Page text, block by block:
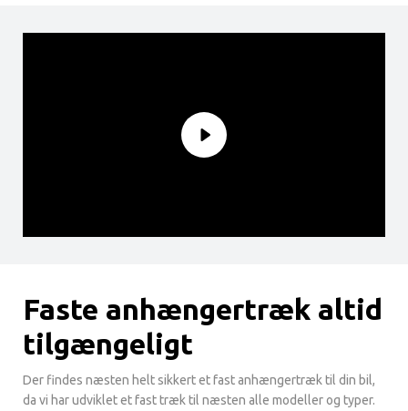
Faste anhængertræk altid
tilgængeligt
Der findes næsten helt sikkert et fast anhængertræk til din bil,
da vi har udviklet et fast træk til næsten alle modeller og typer.